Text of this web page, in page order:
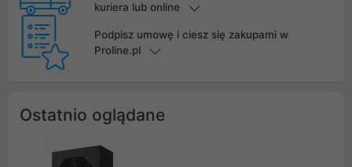
kuriera lub online
Podpisz umowę i ciesz się zakupami w
Proline.pl
Ostatnio oglądane